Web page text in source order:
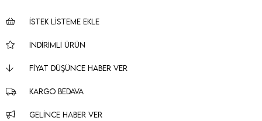
İSTEK LISTEME EKLE
İNDIRIMLI ÜRÜN
FIYAT DÜŞÜNCE HABER VER
KARGO BEDAVA
GELINCE HABER VER